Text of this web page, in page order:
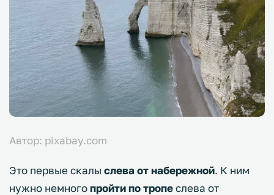
Автор: pixabay.com
Это первые скалы слева от набережной. К ним
нужно немногопройти по тропеслева от